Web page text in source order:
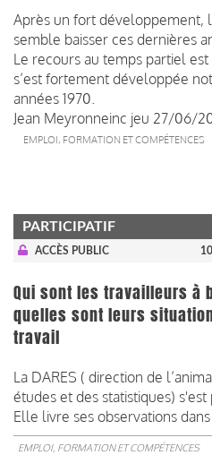
Après un fort développement,
semble baisser ces dernières
Le recours au temps partiel
s’est fortement développée
années 1970.
Jean Meyronneinc jeu 27/06/
EMPLOI, FORMATION ET COMPÉTENCES
PARTICIPATIF
ACCÈS PUBLIC
Qui sont les travailleurs à
quelles sont leurs
travail
La DARES ( direction de
études et des statistiques)
Elle livre ses observations
EMPLOI, FORMATION ET COMPÉTENCES